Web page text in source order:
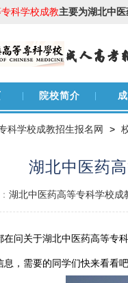
科学校成教主要为湖北中
院校简介
科学校成教招生报名网 >
湖北中医药
湖北中医药高等专科学校成
在问关于湖北中医药高等专
，需要的同学们快来看看吧